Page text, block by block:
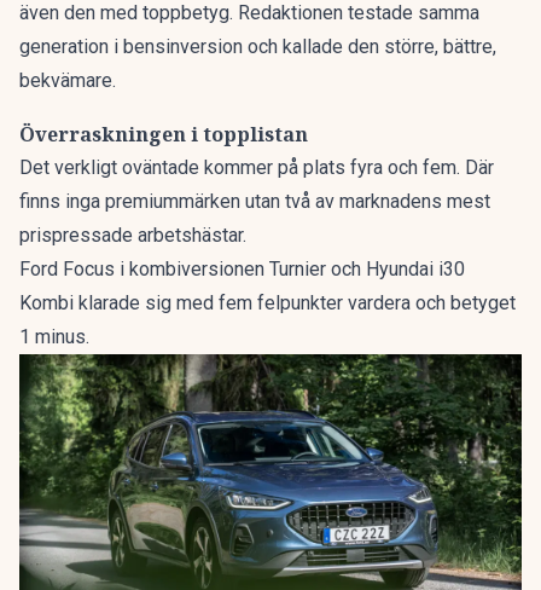
även den med toppbetyg. Redaktionen testade samma
generation i bensinversion och kallade den större, bättre,
bekvämare.
Överraskningen i topplistan
Det verkligt oväntade kommer på plats fyra och fem. Där
finns inga premiummärken utan två av marknadens mest
prispressade arbetshästar.
Ford Focus i kombiversionen Turnier och Hyundai i30
Kombi klarade sig med fem felpunkter vardera och betyget
1 minus.